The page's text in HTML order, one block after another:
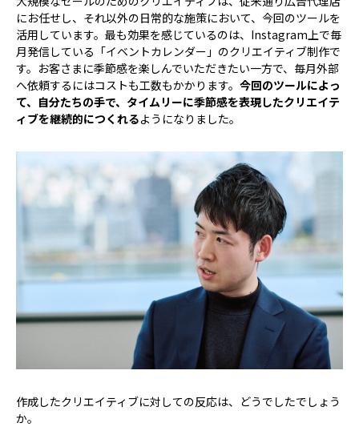
にお任せし、それ以外の日常的な施策において、今回のツールを
活用しています。最も効果を感じているのは、Instagram上で毎
月発信している「イベントカレンダー」のクリエイティブ制作で
す。お客さまに季節感を楽しんでいただきたい一方で、毎月外部
へ依頼するにはコストも工数もかかります。 今回のツールによっ
て、自分たちの手で、タイムリーに季節感を表現したクリエイテ
ィブを継続的につくれるようになりました。
――作成したクリエイティブに対しての反応は、どうでしたでしょう
か。